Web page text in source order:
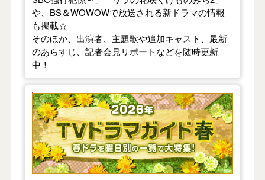
や、BS＆WOWOWで放送される新ドラマの情報
も掲載☆
そのほか、出演者、主題歌や追加キャスト、最新
のあらすじ、記者会見リポートなどを随時更新
中！
【2026年春】TVドラマガイド